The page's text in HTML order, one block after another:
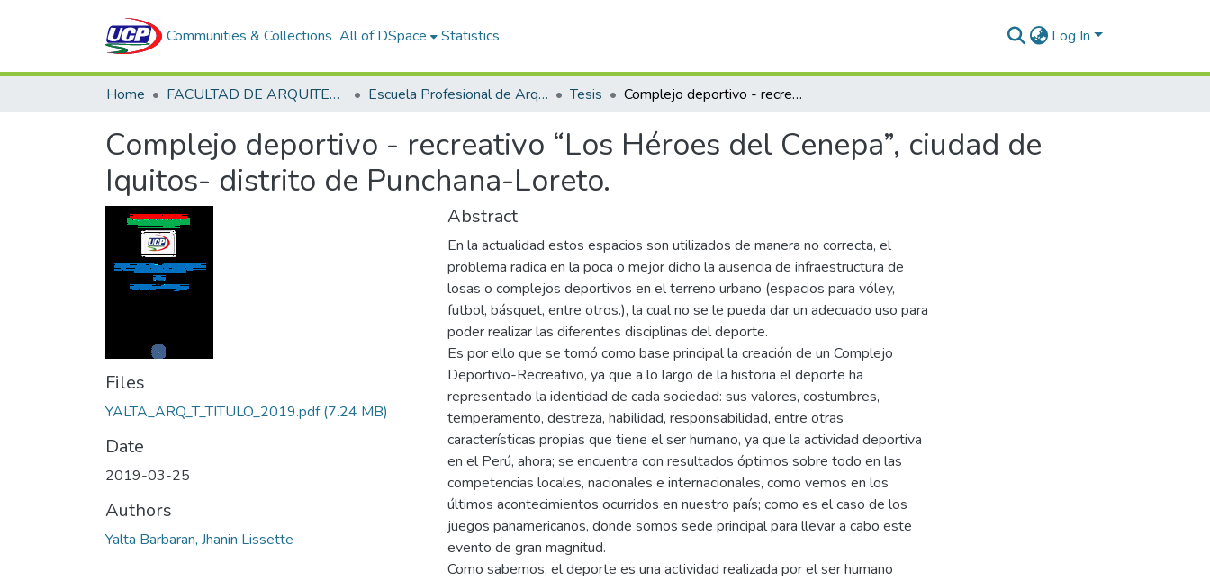
Communities & Collections All of DSpace Statistics Log In
Home FACULTAD DE ARQUITECTURA Y URBANISMO Escuela Profesional de Arquitectura Tesis Complejo deportivo - recreativo “Los Héroes del Cenepa”, ciudad de Iquitos- distrito de Punchana-Loreto.
Complejo deportivo - recreativo “Los Héroes del Cenepa”, ciudad de
Iquitos- distrito de Punchana-Loreto.
Files
YALTA_ARQ_T_TITULO_2019.pdf(7.24 MB)
Date
2019-03-25
Authors
Yalta Barbaran, Jhanin Lissette
Abstract
En la actualidad estos espacios son utilizados de manera no correcta, el
problema radica en la poca o mejor dicho la ausencia de infraestructura de
losas o complejos deportivos en el terreno urbano (espacios para vóley,
futbol, básquet, entre otros.), la cual no se le pueda dar un adecuado uso para
poder realizar las diferentes disciplinas del deporte.
Es por ello que se tomó como base principal la creación de un Complejo
Deportivo-Recreativo, ya que a lo largo de la historia el deporte ha
representado la identidad de cada sociedad: sus valores, costumbres,
temperamento, destreza, habilidad, responsabilidad, entre otras
características propias que tiene el ser humano, ya que la actividad deportiva
en el Perú, ahora; se encuentra con resultados óptimos sobre todo en las
competencias locales, nacionales e internacionales, como vemos en los
últimos acontecimientos ocurridos en nuestro país; como es el caso de los
juegos panamericanos, donde somos sede principal para llevar a cabo este
evento de gran magnitud.
Como sabemos, el deporte es una actividad realizada por el ser humano